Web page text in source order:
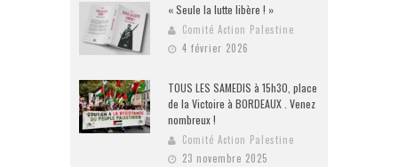
« Seule la lutte libère ! »
Comité Action Palestine
4 février 2026
TOUS LES SAMEDIS à 15h30, place
de la Victoire à BORDEAUX . Venez
nombreux !
Comité Action Palestine
23 novembre 2025